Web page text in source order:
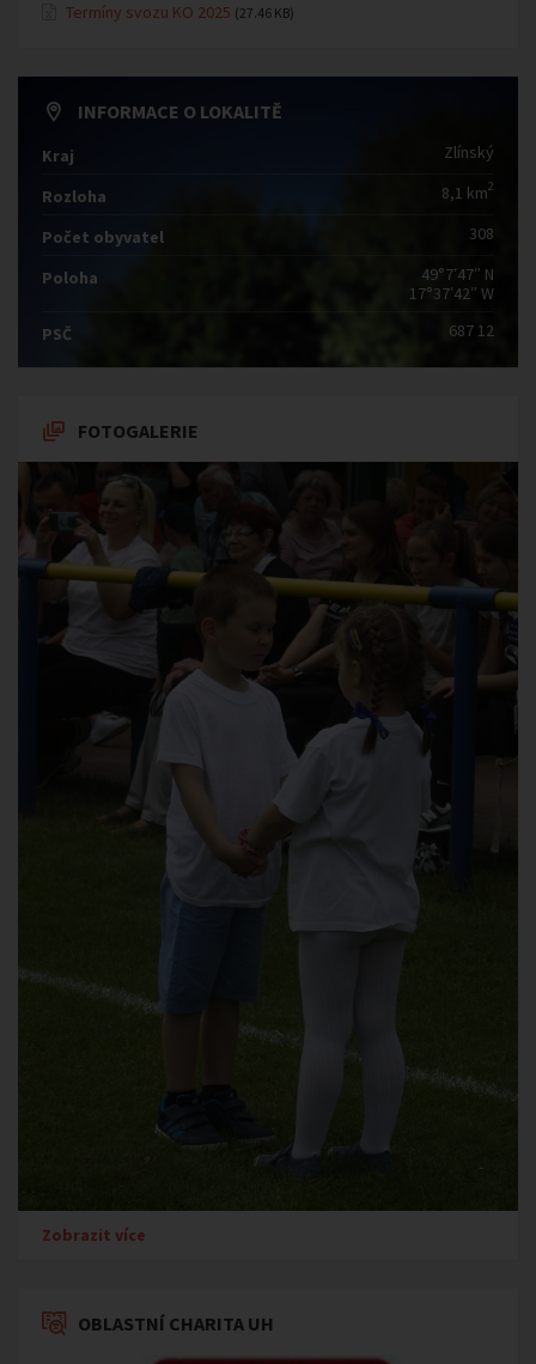
Termíny svozu KO 2025 (27.46 KB)
INFORMACE O LOKALITĚ
Kraj Zlínský
Rozloha 8,1 km2
Počet obyvatel 308
Poloha
49°7′47″ N
17°37′42″ W
PSČ
687 12
FOTOGALERIE
Zobrazit více
OBLASTNÍ CHARITA UH